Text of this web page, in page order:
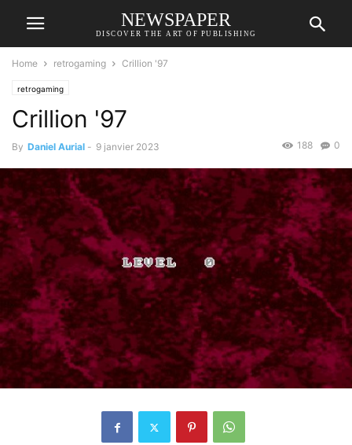
NEWSPAPER
DISCOVER THE ART OF PUBLISHING
Home retrogaming Crillion '97
retrogaming
Crillion '97
By Daniel Aurial - 9 janvier 2023 0
188